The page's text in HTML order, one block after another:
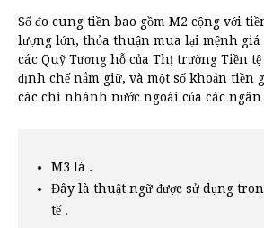
Số đo cung tiền bao gồm M2 cộng với
lượng lớn, thỏa thuận mua lại mệnh
các Quỹ Tương hỗ của Thị trường Tiền
định chế nắm giữ, và một số khoản tiền
các chi nhánh nước ngoài của các
M3 là .
Đây là thuật ngữ được sử dụng
tế .